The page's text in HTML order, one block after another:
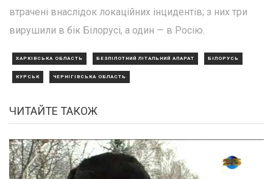
втрачені внаслідок локаційних інцидентів; з них три
вирушили в бік Білорусі, а один — в Росію.
ХАРКІВСЬКА ОБЛАСТЬ БЕЗПІЛОТНИЙ ЛІТАЛЬНИЙ АПАРАТ БІЛОРУСЬ
КУРСЬК ЧЕРНІГІВСЬКА ОБЛАСТЬ
ЧИТАЙТЕ ТАКОЖ